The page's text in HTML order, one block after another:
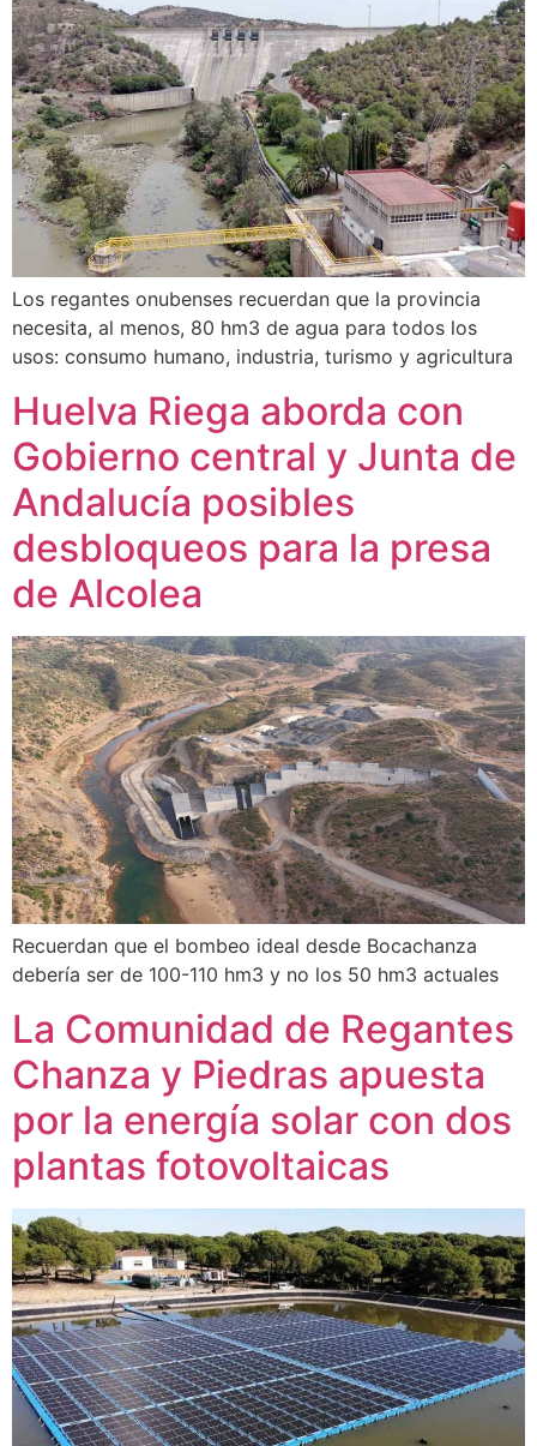
Los regantes onubenses recuerdan que la provincia
necesita, al menos, 80 hm3 de agua para todos los
usos: consumo humano, industria, turismo y agricultura
Huelva Riega aborda con
Gobierno central y Junta de
Andalucía posibles
desbloqueos para la presa
de Alcolea
Recuerdan que el bombeo ideal desde Bocachanza
debería ser de 100-110 hm3 y no los 50 hm3 actuales
La Comunidad de Regantes
Chanza y Piedras apuesta
por la energía solar con dos
plantas fotovoltaicas